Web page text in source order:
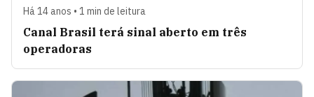
Há 14 anos • 1 min de leitura
Canal Brasil terá sinal aberto em três
operadoras